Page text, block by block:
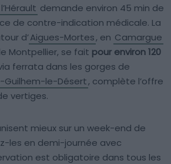
demande environ 45 min de
de contre-indication médicale. La
d’Aigues-Mortes, en Camargue
Montpellier, se fait pour environ 120
ferrata dans les gorges de
Guilhem-le-Désert, complète l’offre
vertiges.
mieux sur un week-end de
les en demi-journée avec
est obligatoire dans tous les